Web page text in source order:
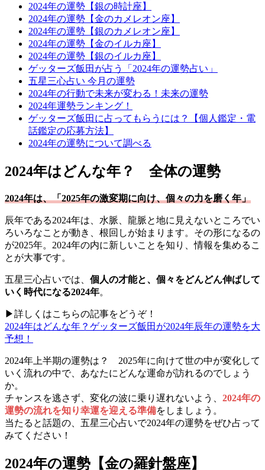
2024年の運勢【銀の時計座】
2024年の運勢【金のカメレオン座】
2024年の運勢【銀のカメレオン座】
2024年の運勢【金のイルカ座】
2024年の運勢【銀のイルカ座】
ゲッターズ飯田が占う「2024年の運勢占い」
五星三心占い 今月の運勢
2024年の行動で未来が変わる！未来の運勢
2024年運勢ランキング！
ゲッターズ飯田に占ってもらうには？【個人鑑定・電
話鑑定の応募方法】
2024年の運勢について調べる
2024年はどんな年？ 全体の運勢
2024年は、「2025年の激変期に向け、個々の力を磨く年」
辰年である2024年は、水脈、龍脈と地に見えないところでい
ろいろなことが動き、根回しが始まります。その形になるの
が2025年。2024年の内に新しいことを知り、情報を集めるこ
とが大事です。
五星三心占いでは、 個人の才能と、個々をどんどん伸ばして
いく時代になる2024年。
▶詳しくはこちらの記事をどうぞ！
2024年はどんな年？ゲッターズ飯田が2024年辰年の運勢を大
予想！
2024年上半期の運勢は？ 2025年に向けて世の中が変化して
いく流れの中で、あなたにどんな運命が訪れるのでしょう
か。
チャンスを逃さず、変化の波に乗り遅れないよう、 2024年の
運勢の流れを知り幸運を迎える準備をしましょう。
当たると話題の、五星三心占いで2024年の運勢をぜひ占って
みてください！
2024年の運勢【金の羅針盤座】